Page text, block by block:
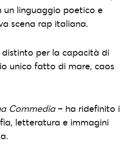
un linguaggio poetico e
scena rap italiana.
distinto per la capacità di
unico fatto di mare, caos
Commedia– ha ridefinito i
letteratura e immagini